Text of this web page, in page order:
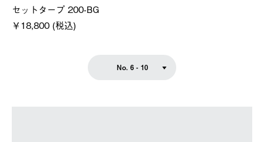
セットタープ 200-BG
￥18,800 (税込)
No. 6 - 10